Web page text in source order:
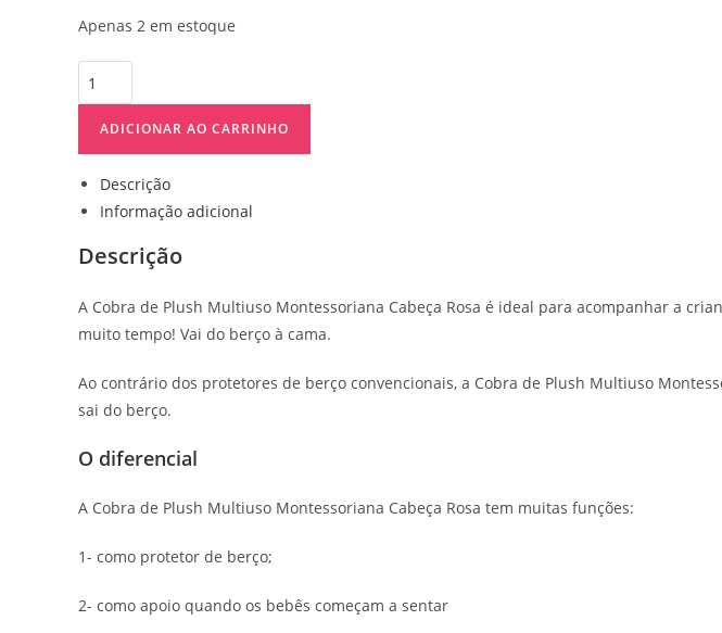
Apenas 2 em estoque
ADICIONAR AO CARRINHO
Descrição
Informação adicional
Descrição
A Cobra de Plush Multiuso Montessoriana Cabeça Rosa é ideal para acompanhar a
muito tempo! Vai do berço à cama.
Ao contrário dos protetores de berço convencionais, a Cobra de Plush Multiuso
sai do berço.
O diferencial
A Cobra de Plush Multiuso Montessoriana Cabeça Rosa tem muitas funções:
1- como protetor de berço;
2- como apoio quando os bebês começam a sentar